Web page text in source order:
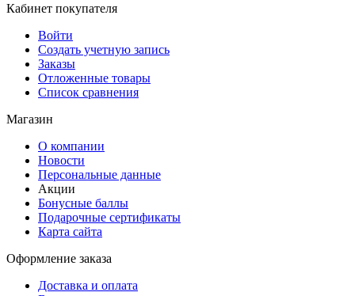
Кабинет покупателя
Войти
Создать учетную запись
Заказы
Отложенные товары
Список сравнения
Магазин
О компании
Новости
Персональные данные
Акции
Бонусные баллы
Подарочные сертификаты
Карта сайта
Оформление заказа
Доставка и оплата